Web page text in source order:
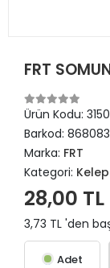
FRT
Ürün Kodu:
Barkod:
Marka: FRT
Kategori:
28,00
3,73 TL 'den
Adet